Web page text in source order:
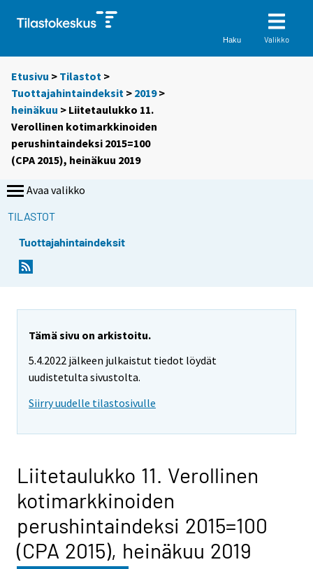
Haku Valikko
Etusivu > Tilastot >
Tuottajahintaindeksit > 2019>
heinäkuu > Liitetaulukko 11.
Verollinen kotimarkkinoiden
perushintaindeksi 2015=100
(CPA 2015), heinäkuu 2019
Avaa valikko
TILASTOT
Tuottajahintaindeksit
Tämä sivu on arkistoitu.
5.4.2022 jälkeen julkaistut tiedot löydät
uudistetulta sivustolta.
Siirry uudelle tilastosivulle
Liitetaulukko 11. Verollinen
kotimarkkinoiden
perushintaindeksi 2015=100
(CPA 2015), heinäkuu 2019